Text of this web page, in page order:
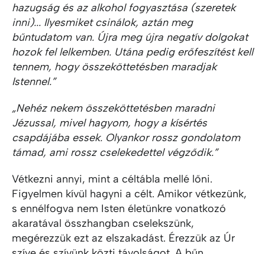
hazugság és az alkohol fogyasztása (szeretek
inni)... Ilyesmiket csinálok, aztán meg
bűntudatom van. Újra meg újra negatív dolgokat
hozok fel lelkemben. Utána pedig erőfeszítést kell
tennem, hogy összeköttetésben maradjak
Istennel.”
„Nehéz nekem összeköttetésben maradni
Jézussal, mivel hagyom, hogy a kísértés
csapdájába essek. Olyankor rossz gondolatom
támad, ami rossz cselekedettel végződik.”
Vétkezni annyi, mint a céltábla mellé lőni.
Figyelmen kívül hagyni a célt. Amikor vétkezünk,
s ennélfogva nem Isten életünkre vonatkozó
akaratával összhangban cselekszünk,
megérezzük ezt az elszakadást. Érezzük az Úr